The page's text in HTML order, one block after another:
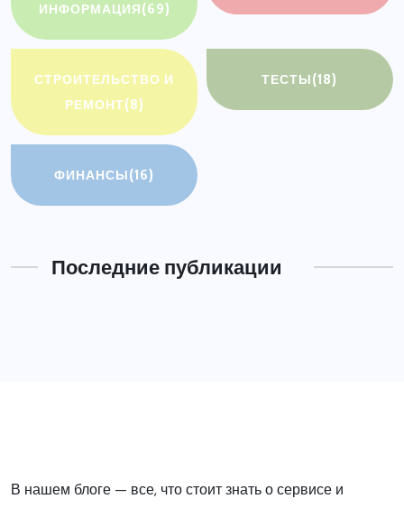
ИНФОРМАЦИЯ(69)
СТРОИТЕЛЬСТВО И
РЕМОНТ(8)
ТЕСТЫ(18)
ФИНАНСЫ(16)
Последние публикации
В нашем блоге — все, что стоит знать о сервисе и